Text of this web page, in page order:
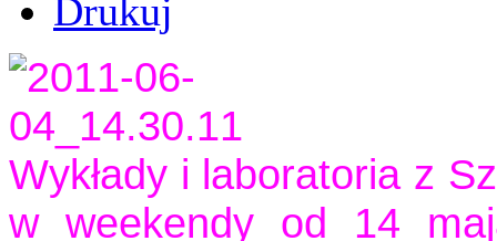
Wykłady i laboratoria z
w weekendy od 14